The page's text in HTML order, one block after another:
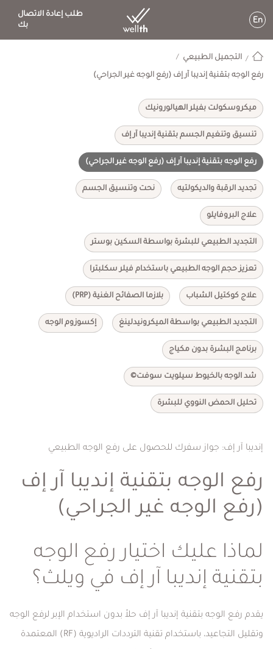
En
طلب إعادة الاتصال
بك
التجميل الطبيعي
رفع الوجه بتقنية إنديبا آر إف (رفع الوجه غير الجراحي)
ميكروسكولت بفيلر الهيالورونيك
تنسيق وتنغيم الجسم بتقنية إنديبا آر إف
رفع الوجه بتقنية إنديبا آر إف (رفع الوجه غير الجراحي)
تجديد الرقبة والديكولتيه نحت وتنسيق الجسم
علاج البروفايلو
التجديد الطبيعي للبشرة بواسطة السكين بوستر
تعزيز حجم الوجه الطبيعي باستخدام فيلر سكلبترا
علاج كوكتيل الشباب بلازما الصفائح الغنية (PRP)
التجديد الطبيعي بواسطة الميكرونيدلينغ إكسوزوم الوجه
برنامج البشرة بدون مكياج
شد الوجه بالخيوط سيلويت سوفت©
تحليل الحمض النووي للبشرة
إنديبا آر إف: جواز سفرك للحصول على رفع الوجه الطبيعي
رفع الوجه بتقنية إنديبا آر إف
(رفع الوجه غير الجراحي)
لماذا عليك اختيار رفع الوجه
بتقنية إنديبا آر إف في ويلث؟
يقدم رفع الوجه بتقنية إنديبا آر إف حلاً بدون استخدام الإبر لرفع الوجه
وتقليل التجاعيد، باستخدام تقنية الترددات الراديوية (RF) المعتمدة